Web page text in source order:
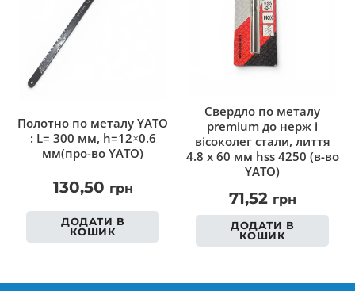
Полотно по металу YATO
: L= 300 мм, h=12×0.6
мм(про-во YATO)
130,50 грн
ДОДАТИ В
КОШИК
Cвердло по металу
premium до нерж і
вісоколег стали, лиття
4.8 х 60 мм hss 4250 (в-во
YATO)
71,52 грн
ДОДАТИ В
КОШИК